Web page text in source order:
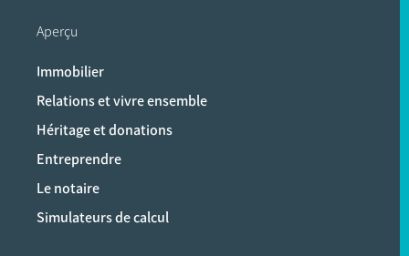
Aperçu
Immobilier
Relations et vivre ensemble
Héritage et donations
Entreprendre
Le notaire
Simulateurs de calcul